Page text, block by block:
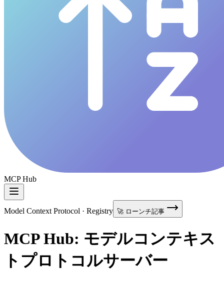
MCP Hub
Model Context Protocol · Registry 🚀 ローンチ記事
MCP Hub: モデルコンテキス
トプロトコルサーバー